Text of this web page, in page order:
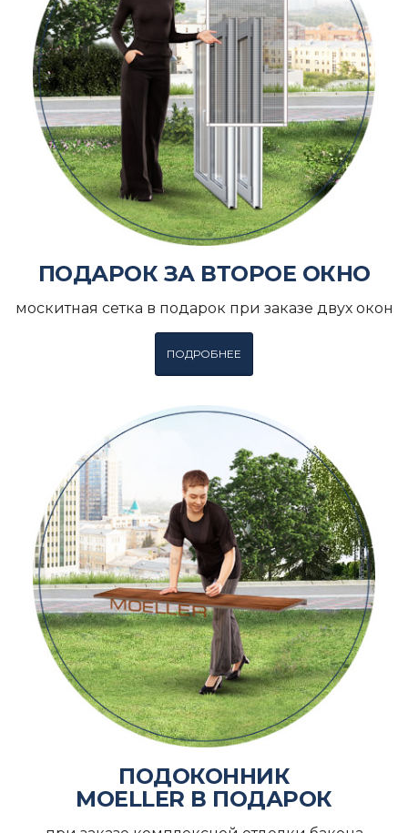
ПОДАРОК ЗА ВТОРОЕ ОКНО
москитная сетка в подарок при заказе двух окон
ПОДРОБНЕЕ
ПОДОКОННИК
MOELLER В ПОДАРОК